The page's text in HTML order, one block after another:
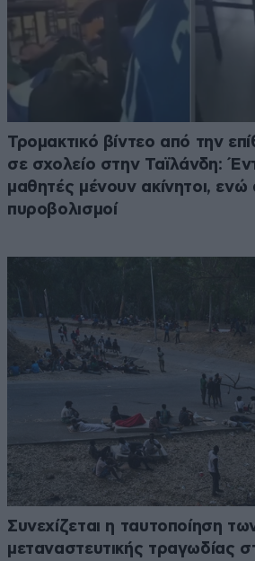
Τρομακτικό βίντεο από την
σε σχολείο στην Ταϊλάνδη:
μαθητές μένουν ακίνητοι, ενώ
πυροβολισμοί
Συνεχίζεται η ταυτοποίηση
μεταναστευτικής τραγωδίας